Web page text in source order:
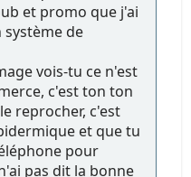
et promo que j'ai
de
vois-tu ce n'est
c'est ton ton
reprocher, c'est
et que tu
pour
pas dit la bonne